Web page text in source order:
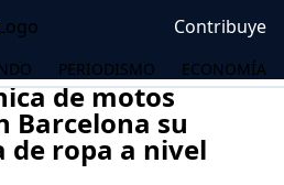
Contribuye
PERIODISMO ECONOMÍA
de motos
Barcelona su
ropa a nivel